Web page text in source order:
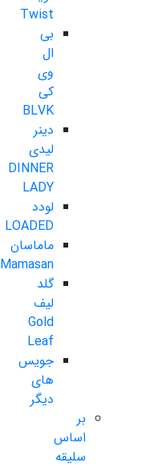
Twist
بی
ال
وی
کی
BLVK
دینر
لیدی
DINNER
LADY
لودد
LOADED
ماماسان
Mamasan
گلد
لیف
Gold
Leaf
جویس
های
دیگر
بر
اساس
سلیقه